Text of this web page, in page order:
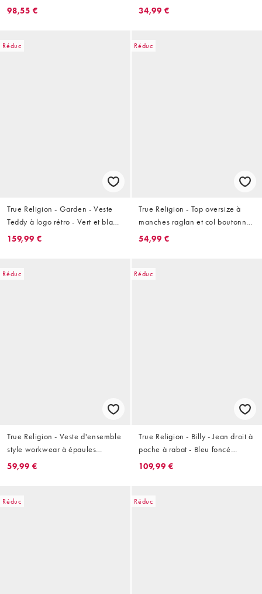
98,55 €
34,99 €
Réduc
True Religion - Garden - Veste
Teddy à logo rétro - Vert et blanc
neige
159,99 €
Réduc
True Religion - Top oversize à
manches raglan et col boutonné
- Blanc cassé
54,99 €
Réduc
True Religion - Veste d'ensemble
style workwear à épaules
tombantes et broderies - Bleu
59,99 €
Réduc
True Religion - Billy - Jean droit à
poche à rabat - Bleu foncé
délavé
109,99 €
Réduc Réduc